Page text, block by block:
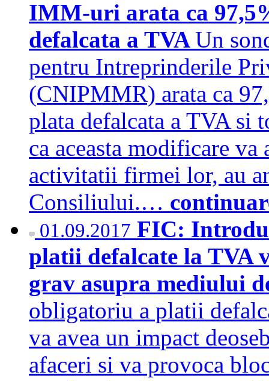
IMM-uri arata ca
defalcata a TVAUn
pentru Intreprinderile
(CNIPMMR) arata ca
plata defalcata a TVA si
ca aceasta modificare va
activitatii firmei lor, au
Consiliului.…
01.09.2017 FIC:
platii defalcate la TVA
grav asupra mediului
obligatoriu a platii
va avea un impact
afaceri si va provoca